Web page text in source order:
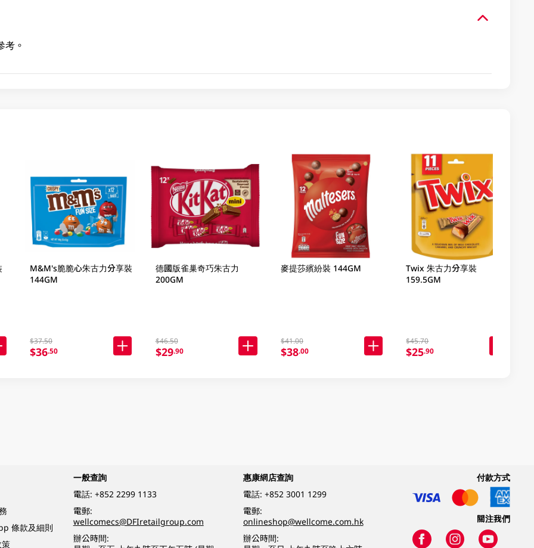
考。
M&M's脆脆心朱古力分享裝
144GM
$37.50
$36.50
德國版雀巢奇巧朱古力
200GM
$46.50
$29.90
麥提莎繽紛裝 144GM
$41.00
$38.00
Twix 朱古力分享裝
159.5GM
$45.70
$25.90
條款及細則
一般查詢
電話: +852 2299 1133
電郵:
wellcomecs@DFIretailgroup.com
辦公時間:
惠康網店查詢
電話: +852 3001 1299
電郵:
onlineshop@wellcome.com.hk
辦公時間:
付款方式
關注我們